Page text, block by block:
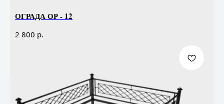
ОГРАДА ОР - 12
2 800 р.